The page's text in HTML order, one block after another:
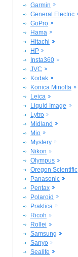
Garmin
General Electric
GoPro
Hama
Hitachi
HP
Insta360
JVC
Kodak
Konica Minolta
Leica
Liquid Image
Lytro
Midland
Mio
Mystery
Nikon
Olympus
Oregon Scientific
Panasonic
Pentax
Polaroid
Praktica
Ricoh
Rollei
Samsung
Sanyo
Sealife